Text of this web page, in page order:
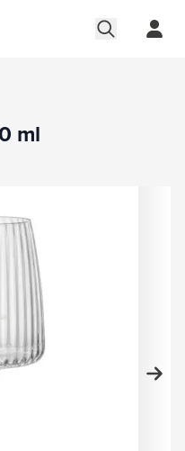
ml